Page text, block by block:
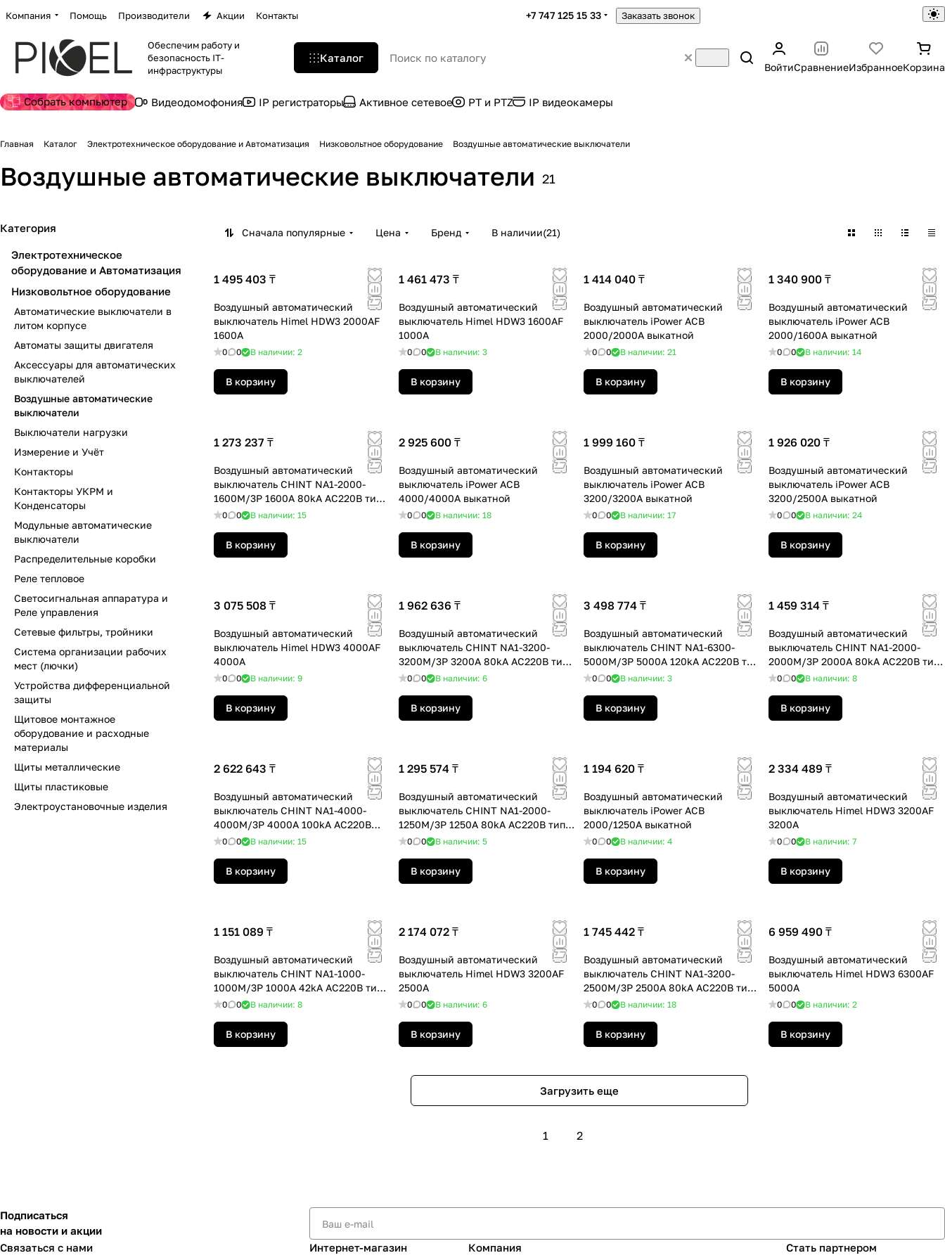
Компания Помощь Производители Акции Контакты +7 747 125 15 33 Заказать звонок
Обеспечим работу и
безопасность IT-
инфраструктуры
Каталог
ВойтиСравнениеИзбранноеКорзина
Собрать компьютер Видеодомофония IP регистраторы Активное сетевое PT и PTZ IP видеокамеры
Главная Каталог Электротехническое оборудование и Автоматизация Низковольтное оборудование Воздушные автоматические выключатели
Воздушные автоматические выключатели 21
Сначала популярные Цена Бренд В наличии(21)
1 495 403 ₸
Воздушный автоматический
выключатель Himel HDW3 2000AF
1600A
0 0 В наличии: 2
В корзину
1 461 473 ₸
Воздушный автоматический
выключатель Himel HDW3 1600AF
1000A
0 0 В наличии: 3
В корзину
1 414 040 ₸
Воздушный автоматический
выключатель iPower ACB
2000/2000А выкатной
0 0 В наличии: 21
В корзину
1 340 900 ₸
Воздушный автоматический
выключатель iPower ACB
2000/1600А выкатной
0 0 В наличии: 14
В корзину
1 273 237 ₸
Воздушный автоматический
выключатель CHINT NA1-2000-
1600M/3P 1600A 80kA AC220B тип
М выкатной
0 0 В наличии: 15
В корзину
2 925 600 ₸
Воздушный автоматический
выключатель iPower ACB
4000/4000А выкатной
0 0 В наличии: 18
В корзину
1 999 160 ₸
Воздушный автоматический
выключатель iPower ACB
3200/3200А выкатной
0 0 В наличии: 17
В корзину
1 926 020 ₸
Воздушный автоматический
выключатель iPower ACB
3200/2500А выкатной
0 0 В наличии: 24
В корзину
3 075 508 ₸
Воздушный автоматический
выключатель Himel HDW3 4000AF
4000A
0 0 В наличии: 9
В корзину
1 962 636 ₸
Воздушный автоматический
выключатель CHINT NA1-3200-
3200M/3P 3200A 80kA AC220B тип
М выкатной
0 0 В наличии: 6
В корзину
3 498 774 ₸
Воздушный автоматический
выключатель CHINT NA1-6300-
5000M/3P 5000A 120kA AC220B тип
М выкатной
0 0 В наличии: 3
В корзину
1 459 314 ₸
Воздушный автоматический
выключатель CHINT NA1-2000-
2000M/3P 2000A 80kA AC220B тип
М выкатной
0 0 В наличии: 8
В корзину
2 622 643 ₸
Воздушный автоматический
выключатель CHINT NA1-4000-
4000M/3P 4000A 100kA AC220B
тип М выкатной
0 0 В наличии: 15
В корзину
1 295 574 ₸
Воздушный автоматический
выключатель CHINT NA1-2000-
1250M/3P 1250A 80kA AC220B тип
М выкатной
0 0 В наличии: 5
В корзину
1 194 620 ₸
Воздушный автоматический
выключатель iPower ACB
2000/1250А выкатной
0 0 В наличии: 4
В корзину
2 334 489 ₸
Воздушный автоматический
выключатель Himel HDW3 3200AF
3200A
0 0 В наличии: 7
В корзину
1 151 089 ₸
Воздушный автоматический
выключатель CHINT NA1-1000-
1000M/3P 1000A 42kA AC220B тип
М выкатной
0 0 В наличии: 8
В корзину
2 174 072 ₸
Воздушный автоматический
выключатель Himel HDW3 3200AF
2500A
0 0 В наличии: 6
В корзину
1 745 442 ₸
Воздушный автоматический
выключатель CHINT NA1-3200-
2500M/3P 2500A 80kA AC220B тип
М выдвижной
0 0 В наличии: 18
В корзину
6 959 490 ₸
Воздушный автоматический
выключатель Himel HDW3 6300AF
5000A
0 0 В наличии: 2
В корзину
Загрузить еще
1 2
Категория
Электротехническое
оборудование и Автоматизация
Низковольтное оборудование
Автоматические выключатели в
литом корпусе
Автоматы защиты двигателя
Аксессуары для автоматических
выключателей
Воздушные автоматические
выключатели
Выключатели нагрузки
Измерение и Учёт
Контакторы
Контакторы УКРМ и
Конденсаторы
Модульные автоматические
выключатели
Распределительные коробки
Реле тепловое
Светосигнальная аппаратура и
Реле управления
Сетевые фильтры, тройники
Система организации рабочих
мест (лючки)
Устройства дифференциальной
защиты
Щитовое монтажное
оборудование и расходные
материалы
Щиты металлические
Щиты пластиковые
Электроустановочные изделия
Подписаться
на новости и акции
Связаться с нами
Интернет-магазин Компания Стать партнером